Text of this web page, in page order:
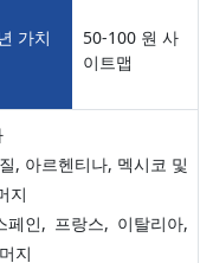
가치
50-100 원 사
이트맵
, 아르헨티나, 멕시코 및
지
인, 프랑스, 이탈리아,
지